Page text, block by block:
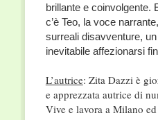
brillante e coinvolgente.
c’è Teo, la voce
surreali disavventure,
inevitabile affezionarsi
L’autrice: Zita Dazzi è
e apprezzata autrice di
Vive e lavora a Milano